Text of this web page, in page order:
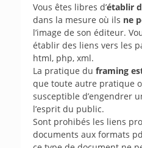
Vous êtes libres d’établir
dans la mesure où ils ne
l’image de son éditeur.
établir des liens vers les
html, php, xml.
La pratique du framing
que toute autre pratique
susceptible d’engendrer
l’esprit du public.
Sont prohibés les liens
documents aux formats